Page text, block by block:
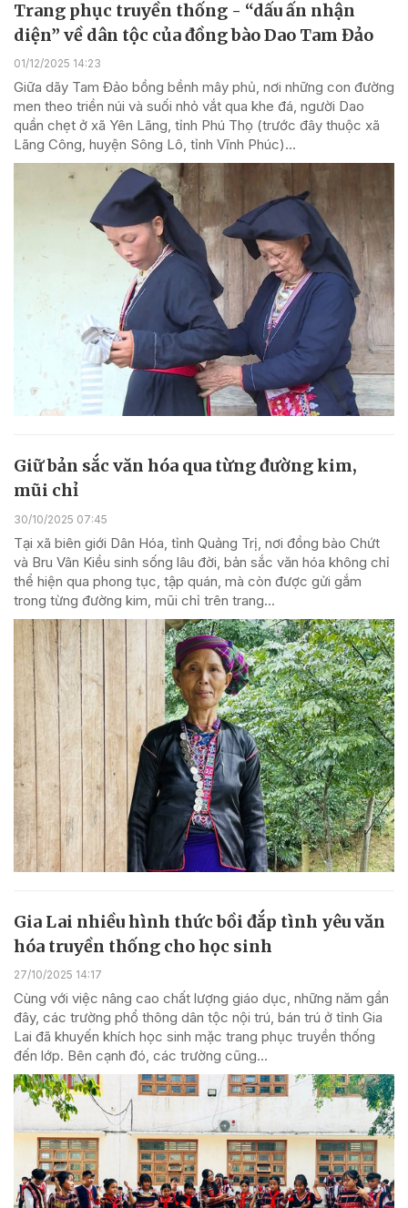
Trang phục truyền thống - “dấu ấn nhận
diện” về dân tộc của đồng bào Dao Tam Đảo
01/12/2025 14:23
Giữa dãy Tam Đảo bồng bềnh mây phủ, nơi những con đường
men theo triền núi và suối nhỏ vắt qua khe đá, người Dao
quần chẹt ở xã Yên Lãng, tỉnh Phú Thọ (trước đây thuộc xã
Lãng Công, huyện Sông Lô, tỉnh Vĩnh Phúc)...
Giữ bản sắc văn hóa qua từng đường kim,
mũi chỉ
30/10/2025 07:45
Tại xã biên giới Dân Hóa, tỉnh Quảng Trị, nơi đồng bào Chứt
và Bru Vân Kiều sinh sống lâu đời, bản sắc văn hóa không chỉ
thể hiện qua phong tục, tập quán, mà còn được gửi gắm
trong từng đường kim, mũi chỉ trên trang...
Gia Lai nhiều hình thức bồi đắp tình yêu văn
hóa truyền thống cho học sinh
27/10/2025 14:17
Cùng với việc nâng cao chất lượng giáo dục, những năm gần
đây, các trường phổ thông dân tộc nội trú, bán trú ở tỉnh Gia
Lai đã khuyến khích học sinh mặc trang phục truyền thống
đến lớp. Bên cạnh đó, các trường cũng...